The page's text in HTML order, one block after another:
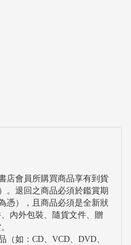
店會員所購買商品享有到貨
。退回之商品必須於鑑賞期
憑），且商品必須是全新狀
內外包裝、隨貨文件、贈
（如：CD、VCD、DVD、